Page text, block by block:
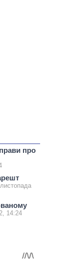
про
14:24